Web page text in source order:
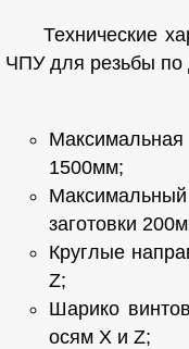
Технические
ЧПУ для резьбы по
1500мм;
заготовки
Круглые
Z;
Шарико
осям X и Z;